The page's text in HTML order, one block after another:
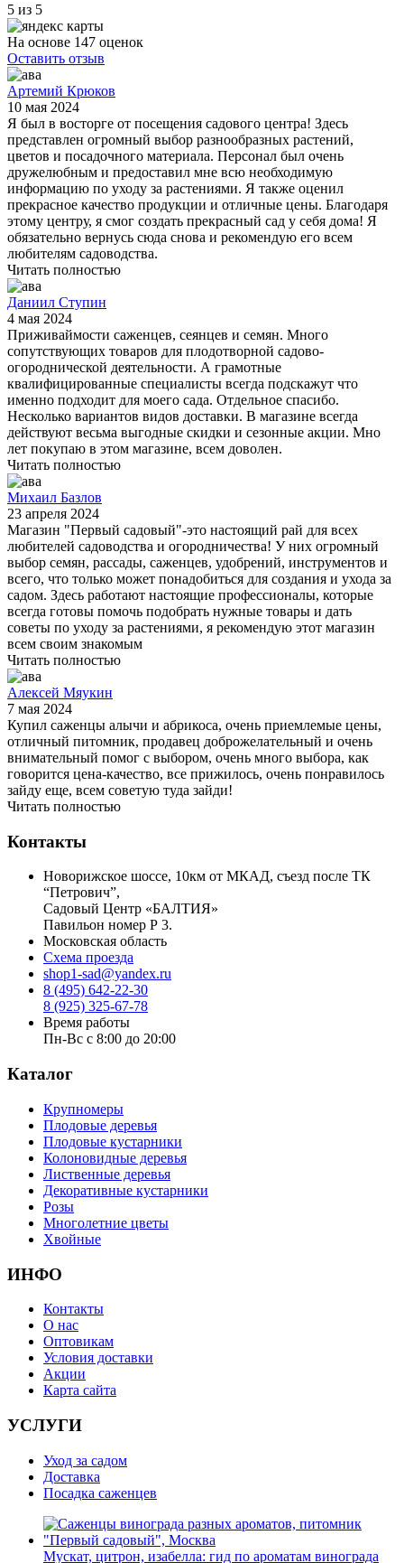
5 из 5
На основе 147 оценок
Оставить отзыв
Артемий Крюков
10 мая 2024
Я был в восторге от посещения садового центра! Здесь
представлен огромный выбор разнообразных растений,
цветов и посадочного материала. Персонал был очень
дружелюбным и предоставил мне всю необходимую
информацию по уходу за растениями. Я также оценил
прекрасное качество продукции и отличные цены. Благодаря
этому центру, я смог создать прекрасный сад у себя дома! Я
обязательно вернусь сюда снова и рекомендую его всем
любителям садоводства.
Читать полностью
Даниил Ступин
4 мая 2024
Приживаймости саженцев, сеянцев и семян. Много
сопутствующих товаров для плодотворной садово-
огороднической деятельности. А грамотные
квалифицированные специалисты всегда подскажут что
именно подходит для моего сада. Отдельное спасибо.
Несколько вариантов видов доставки. В магазине всегда
действуют весьма выгодные скидки и сезонные акции. Мно
лет покупаю в этом магазине, всем доволен.
Читать полностью
Михаил Базлов
23 апреля 2024
Магазин "Первый садовый"-это настоящий рай для всех
любителей садоводства и огородничества! У них огромный
выбор семян, рассады, саженцев, удобрений, инструментов и
всего, что только может понадобиться для создания и ухода за
садом. Здесь работают настоящие профессионалы, которые
всегда готовы помочь подобрать нужные товары и дать
советы по уходу за растениями, я рекомендую этот магазин
всем своим знакомым
Читать полностью
Алексей Мяукин
7 мая 2024
Купил саженцы алычи и абрикоса, очень приемлемые цены,
отличный питомник, продавец доброжелательный и очень
внимательный помог с выбором, очень много выбора, как
говорится цена-качество, все прижилось, очень понравилось
зайду еще, всем советую туда зайди!
Читать полностью
Контакты
Новорижское шоссе, 10км от МКАД, съезд после ТК
“Петрович”,
Садовый Центр «БАЛТИЯ»
Павильон номер Р 3.
Московская область
Схема проезда
shop1-sad@yandex.ru
8 (495) 642-22-30
8 (925) 325-67-78
Время работы
Пн-Вс с 8:00 до 20:00
Каталог
Крупномеры
Плодовые деревья
Плодовые кустарники
Колоновидные деревья
Лиственные деревья
Декоративные кустарники
Розы
Многолетние цветы
Хвойные
ИНФО
Контакты
О нас
Оптовикам
Условия доставки
Акции
Карта сайта
УСЛУГИ
Уход за садом
Доставка
Посадка саженцев
Мускат, цитрон, изабелла: гид по ароматам винограда